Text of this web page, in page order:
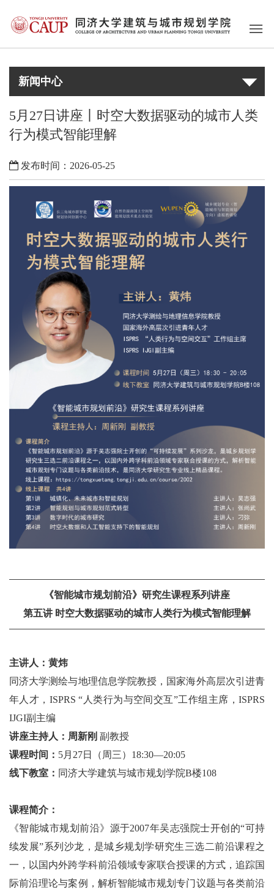
新闻中心
5月27日讲座丨时空大数据驱动的城市人类
行为模式智能理解
发布时间：2026-05-25
《智能城市规划前沿》研究生课程系列讲座
第五讲 时空大数据驱动的城市人类行为模式智能理解
主讲人：黄炜
同济大学测绘与地理信息学院教授，国家海外高层次引进青
年人才，ISPRS “人类行为与空间交互”工作组主席，ISPRS
IJGI副主编
讲座主持人：周新刚 副教授
课程时间： 5月27日（周三）18:30—20:05
线下教室： 同济大学建筑与城市规划学院B楼108
课程简介：
《智能城市规划前沿》源于2007年吴志强院士开创的“可持
续发展”系列沙龙，是城乡规划学研究生三选二前沿课程之
一，以国内外跨学科前沿领域专家联合授课的方式，追踪国
际前沿理论与案例，解析智能城市规划专门议题与各类前沿